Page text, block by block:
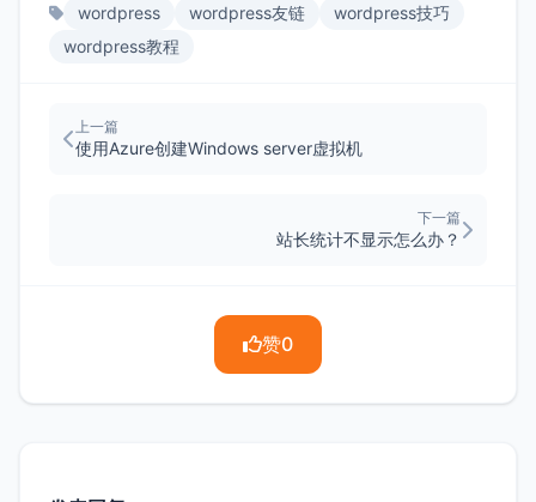
wordpress wordpress友链
wordpress技巧
wordpress教程
上一篇
使用Azure创建Windows server虚拟机
下一篇
站长统计不显示怎么办？
赞0